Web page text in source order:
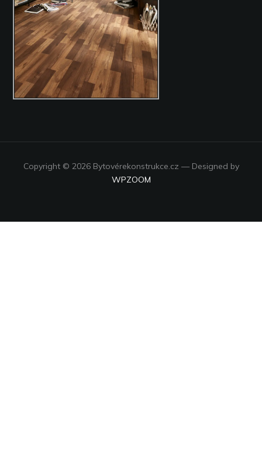
Copyright © 2026 Bytovérekonstrukce.cz — Designed by
WPZOOM